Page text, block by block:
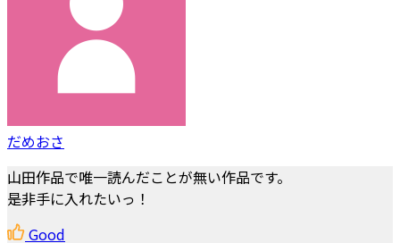
だめおさ
山田作品で唯一読んだことが無い作品です。
是非手に入れたいっ！
Good